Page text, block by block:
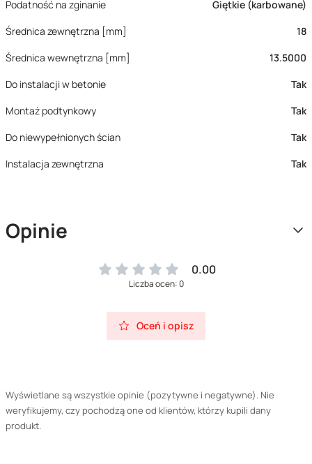
Podatność na zginanie
Giętkie (karbowane)
Średnica zewnętrzna [mm]
18
Średnica wewnętrzna [mm]
13.5000
Do instalacji w betonie
Tak
Montaż podtynkowy
Tak
Do niewypełnionych ścian
Tak
Instalacja zewnętrzna
Tak
Opinie
0.00
Liczba ocen: 0
Oceń i opisz
Wyświetlane są wszystkie opinie (pozytywne i negatywne). Nie
weryfikujemy, czy pochodzą one od klientów, którzy kupili dany
produkt.